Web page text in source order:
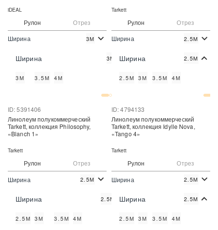
Рулон Отрез
Цена:
iDEAL
Ширина 3М
Ширина 3М
3М 3.5М 4М
Рулон Отрез
Цена:
Tarkett
Ширина 2.5М
Ширина 2.5М
2.5М 3М 3.5М 4М
Рулон Отрез
ID: 5391406
Цена:
Линолеум полукоммерческий
Tarkett, коллекция Philosophy,
«Blanch 1»
Tarkett
Ширина 2.5М
Ширина 2.5М
2.5М 3М 3.5М 4М
Рулон Отрез
ID: 4794133
Цена:
Линолеум полукоммерческий
Tarkett, коллекция Idylle Nova,
«Tango 4»
Tarkett
Ширина 2.5М
Ширина 2.5М
2.5М 3М 3.5М 4М